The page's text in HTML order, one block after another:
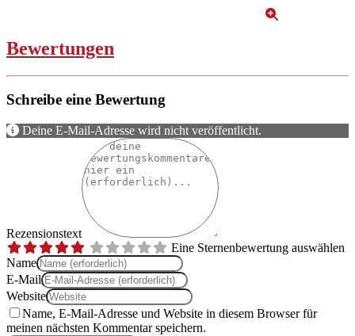
Bewertungen
Schreibe eine Bewertung
Deine E-Mail-Adresse wird nicht veröffentlicht.
Rezensionstext
Eine Sternenbewertung auswählen
Name
E-Mail
Website
Name, E-Mail-Adresse und Website in diesem Browser für
meinen nächsten Kommentar speichern.